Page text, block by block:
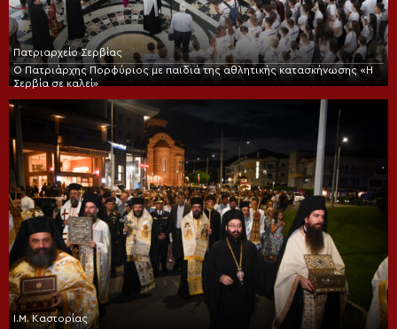
Πατριαρχείο Σερβίας
Ο Πατριάρχης Πορφύριος με παιδιά της αθλητικής κατασκήνωσης «Η
Σερβία σε καλεί»
Ι.Μ. Καστορίας